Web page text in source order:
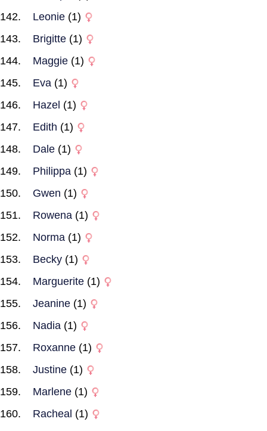
Leonie (1)
Brigitte (1)
Maggie (1)
Eva (1)
Hazel (1)
Edith (1)
Dale (1)
Philippa (1)
Gwen (1)
Rowena (1)
Norma (1)
Becky (1)
Marguerite (1)
Jeanine (1)
Nadia (1)
Roxanne (1)
Justine (1)
Marlene (1)
Racheal (1)